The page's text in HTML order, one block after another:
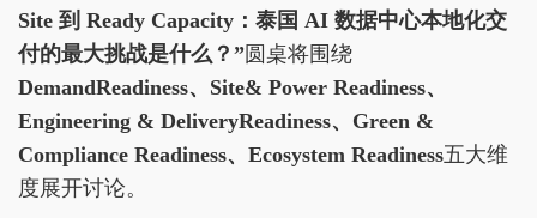
Site 到 Ready Capacity：泰国 AI 数据中心本地化交
付的最大挑战是什么？”圆桌将围绕
DemandReadiness、Site& Power Readiness、
Engineering & DeliveryReadiness、Green &
Compliance Readiness、Ecosystem Readiness五大维
度展开讨论。